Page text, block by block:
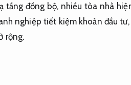
đồng bộ, nhiều tòa nhà
nghiệp tiết kiệm khoản đầu
rộng.